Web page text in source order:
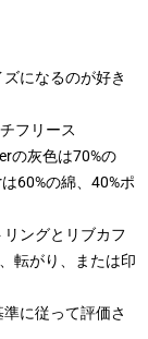
になるのが好き
フリース
の灰色は70%の
60%の綿、40%ポ
ングとリブカフ
転がり、または印
に従って評価さ